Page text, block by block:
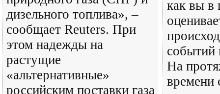
дизельного топлива», –
сообщает Reuters. При
этом надежды на
растущие
«альтернативные»
российским поставки газа
как вы в
На
времени